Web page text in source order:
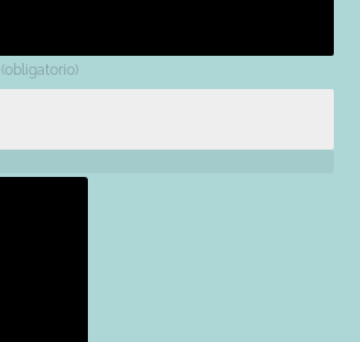
(obligatorio)